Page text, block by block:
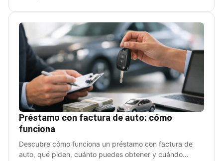
Préstamo con factura de auto: cómo
funciona
Descubre cómo funciona un préstamo con factura de
auto, qué piden, cuánto puedes obtener y cuándo